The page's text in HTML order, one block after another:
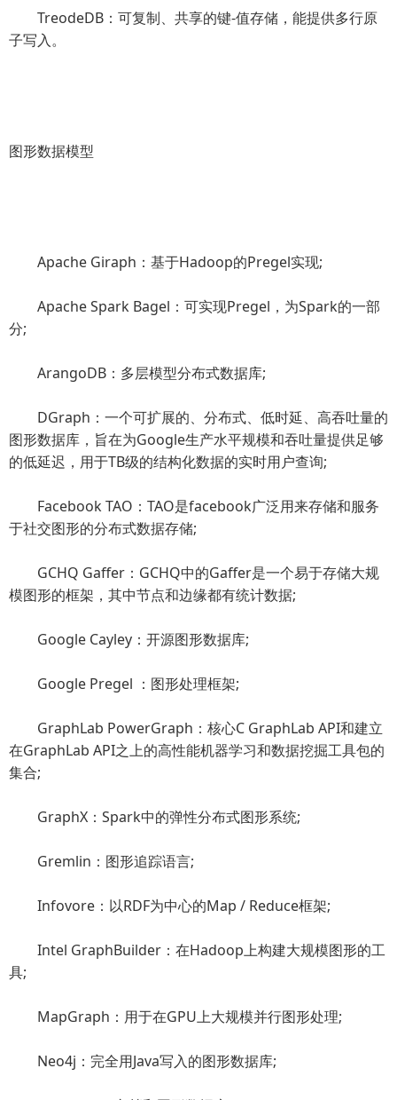
TreodeDB：可复制、共享的键-值存储，能提供多行原
子写入。
图形数据模型
Apache Giraph：基于Hadoop的Pregel实现;
Apache Spark Bagel：可实现Pregel，为Spark的一部
分;
ArangoDB：多层模型分布式数据库;
DGraph：一个可扩展的、分布式、低时延、高吞吐量的
图形数据库，旨在为Google生产水平规模和吞吐量提供足够
的低延迟，用于TB级的结构化数据的实时用户查询;
Facebook TAO：TAO是facebook广泛用来存储和服务
于社交图形的分布式数据存储;
GCHQ Gaffer：GCHQ中的Gaffer是一个易于存储大规
模图形的框架，其中节点和边缘都有统计数据;
Google Cayley：开源图形数据库;
Google Pregel ：图形处理框架;
GraphLab PowerGraph：核心C GraphLab API和建立
在GraphLab API之上的高性能机器学习和数据挖掘工具包的
集合;
GraphX：Spark中的弹性分布式图形系统;
Gremlin：图形追踪语言;
Infovore：以RDF为中心的Map / Reduce框架;
Intel GraphBuilder：在Hadoop上构建大规模图形的工
具;
MapGraph：用于在GPU上大规模并行图形处理;
Neo4j：完全用Java写入的图形数据库;